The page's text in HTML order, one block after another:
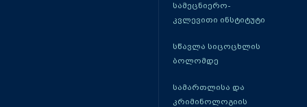
სამეცნიერო-
კვლევითი ინსტიტუტი
სწავლა სიცოცხლის
ბოლომდე
სამართლისა და
კრიმინოლოგიის